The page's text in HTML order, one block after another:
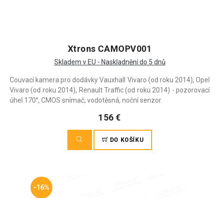
Xtrons CAMOPV001
Skladem v EU - Naskladnění do 5 dnů
Couvací kamera pro dodávky Vauxhall Vivaro (od roku 2014), Opel
Vivaro (od roku 2014), Renault Traffic (od roku 2014) - pozorovací
úhel 170°, CMOS snímač, vodotěsná, noční senzor.
156 €
DO KOŠÍKU
-16%